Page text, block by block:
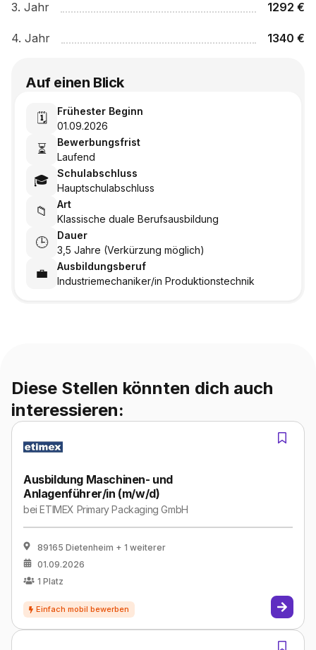
3. Jahr 1292 €
4. Jahr 1340 €
Auf einen Blick
🗓️
Frühester Beginn
01.09.2026
⏳
Bewerbungsfrist
Laufend
🎓
Schulabschluss
Hauptschulabschluss
📁
Art
Klassische duale Berufsausbildung
🕒
Dauer
3,5 Jahre (Verkürzung möglich)
💼
Ausbildungsberuf
Industriemechaniker/in Produktionstechnik
Diese Stellen könnten dich auch
interessieren:
Ausbildung Maschinen- und
Anlagenführer/in (m/w/d)
beiETIMEX Primary Packaging GmbH
89165 Dietenheim + 1 weiterer
01.09.2026
1 Platz